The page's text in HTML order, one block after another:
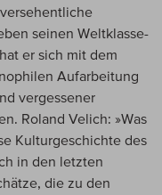
seinen Weltklasse-
er sich mit dem
Aufarbeitung
vergessener
Roland Velich: »Was
Kulturgeschichte des
in den letzten
die zu den